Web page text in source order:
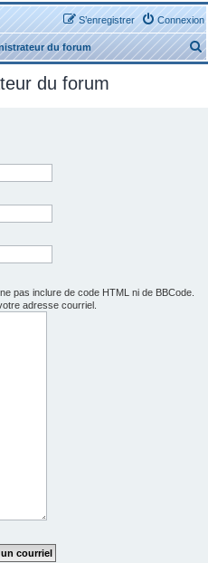
Connexion
S’enregistrer
du forum
e
du forum
pas inclure de code HTML ni de BBCode.
adresse courriel.